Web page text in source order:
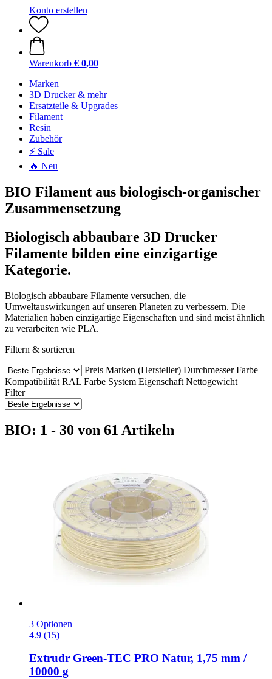
Konto erstellen
Warenkorb € 0,00
Marken
3D Drucker & mehr
Ersatzteile & Upgrades
Filament
Resin
Zubehör
⚡ Sale
🔥 Neu
BIO Filament aus biologisch-organischer
Zusammensetzung
Biologisch abbaubare 3D Drucker
Filamente bilden eine einzigartige
Kategorie.
Biologisch abbaubare Filamente versuchen, die
Umweltauswirkungen auf unseren Planeten zu verbessern. Die
Materialien haben einzigartige Eigenschaften und sind meist ähnlich
zu verarbeiten wie PLA.
Filtern & sortieren
Preis Marken (Hersteller) Durchmesser Farbe
Kompatibilität RAL Farbe System Eigenschaft Nettogewicht
Filter
BIO: 1 - 30 von 61 Artikeln
3 Optionen
4.9 (15)
Extrudr Green-​TEC PRO Natur, 1,75 mm /
10000 g